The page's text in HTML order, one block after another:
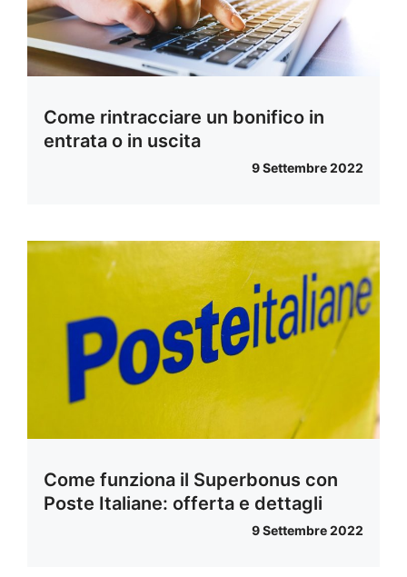
Come rintracciare un bonifico in
entrata o in uscita
9 Settembre 2022
Come funziona il Superbonus con
Poste Italiane: offerta e dettagli
9 Settembre 2022